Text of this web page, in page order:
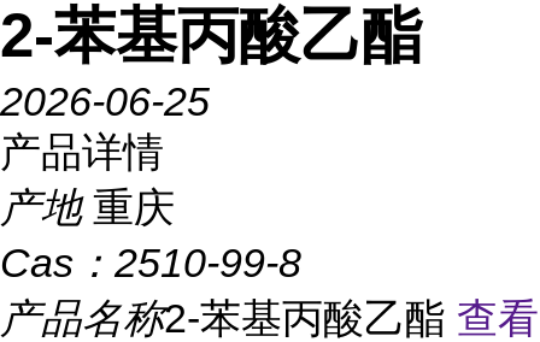
2-苯基丙酸乙酯
2026-06-25
产品详情
产地 重庆
Cas： 2510-99-8
产品名称2-苯基丙酸乙酯 查看